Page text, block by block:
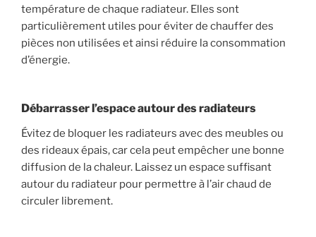
température de chaque radiateur. Elles sont
particulièrement utiles pour éviter de chauffer des
pièces non utilisées et ainsi réduire la consommation
d’énergie.
Débarrasser l’espace autour des radiateurs
Évitez de bloquer les radiateurs avec des meubles ou
des rideaux épais, car cela peut empêcher une bonne
diffusion de la chaleur. Laissez un espace suffisant
autour du radiateur pour permettre à l’air chaud de
circuler librement.